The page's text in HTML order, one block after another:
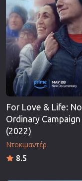
For Love & Life: No
Ordinary Campaign
(2022)
Ντοκιμαντέρ
8.5